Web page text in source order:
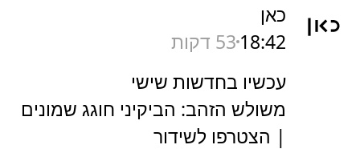
כאן
18:42 53 דקות
עכשיו בחדשות שישי
משולש הזהב: הביקיני חוגג שמונים
| הצטרפו לשידור